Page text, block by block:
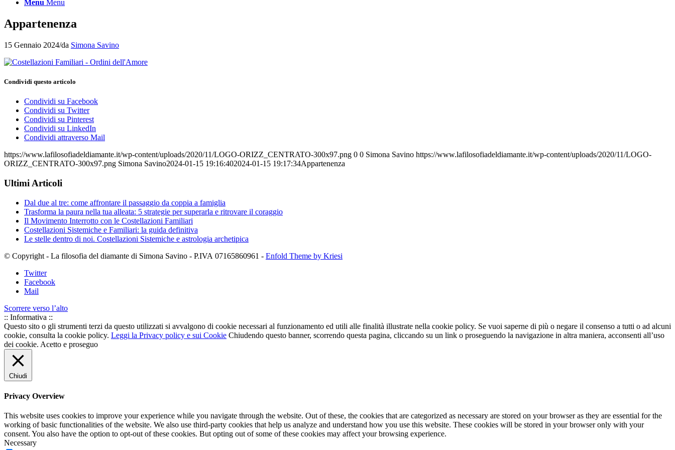
Menu Menu
Appartenenza
15 Gennaio 2024/da Simona Savino
Condividi questo articolo
Condividi su Facebook
Condividi su Twitter
Condividi su Pinterest
Condividi su LinkedIn
Condividi attraverso Mail
https://www.lafilosofiadeldiamante.it/wp-content/uploads/2020/11/LOGO-ORIZZ_CENTRATO-300x97.png 0 0 Simona Savino https://www.lafilosofiadeldiamante.it/wp-content/uploads/2020/11/LOGO-
ORIZZ_CENTRATO-300x97.png Simona Savino2024-01-15 19:16:402024-01-15 19:17:34Appartenenza
Ultimi Articoli
Dal due al tre: come affrontare il passaggio da coppia a famiglia
Trasforma la paura nella tua alleata: 5 strategie per superarla e ritrovare il coraggio
Il Movimento Interrotto con le Costellazioni Familiari
Costellazioni Sistemiche e Familiari: la guida definitiva
Le stelle dentro di noi. Costellazioni Sistemiche e astrologia archetipica
© Copyright - La filosofia del diamante di Simona Savino - P.IVA 07165860961 - Enfold Theme by Kriesi
Twitter
Facebook
Mail
Scorrere verso l’alto
:: Informativa ::
Questo sito o gli strumenti terzi da questo utilizzati si avvalgono di cookie necessari al funzionamento ed utili alle finalità illustrate nella cookie policy. Se vuoi saperne di più o negare il consenso a tutti o ad alcuni
cookie, consulta la cookie policy. Leggi la Privacy policy e sui Cookie Chiudendo questo banner, scorrendo questa pagina, cliccando su un link o proseguendo la navigazione in altra maniera, acconsenti all’uso
dei cookie. Acetto e proseguo
Chiudi
Privacy Overview
This website uses cookies to improve your experience while you navigate through the website. Out of these, the cookies that are categorized as necessary are stored on your browser as they are essential for the
working of basic functionalities of the website. We also use third-party cookies that help us analyze and understand how you use this website. These cookies will be stored in your browser only with your
consent. You also have the option to opt-out of these cookies. But opting out of some of these cookies may affect your browsing experience.
Necessary